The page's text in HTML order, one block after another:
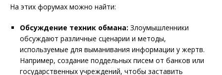
На этих форумах можно найти:
Обсуждение техник обмана: Злоумышленники
обсуждают различные сценарии и методы,
используемые для выманивания информации у жертв.
Например, создание поддельных писем от банков или
государственных учреждений, чтобы заставить